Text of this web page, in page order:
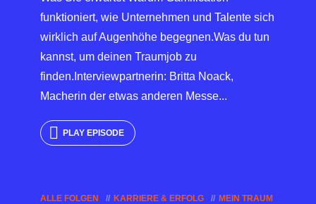
funktioniert, wie Unternehmen und Talente sich
wirklich auf Augenhöhe begegnen.Was du tun
kannst, um deinen Traumjob zu
finden.Interviewpartnerin: Britta Noack,
Macherin der etwas anderen Messe...
PLAY EPISODE
ALLE FOLGEN KARRIERE & ERFOLG
MEIN TRAUM